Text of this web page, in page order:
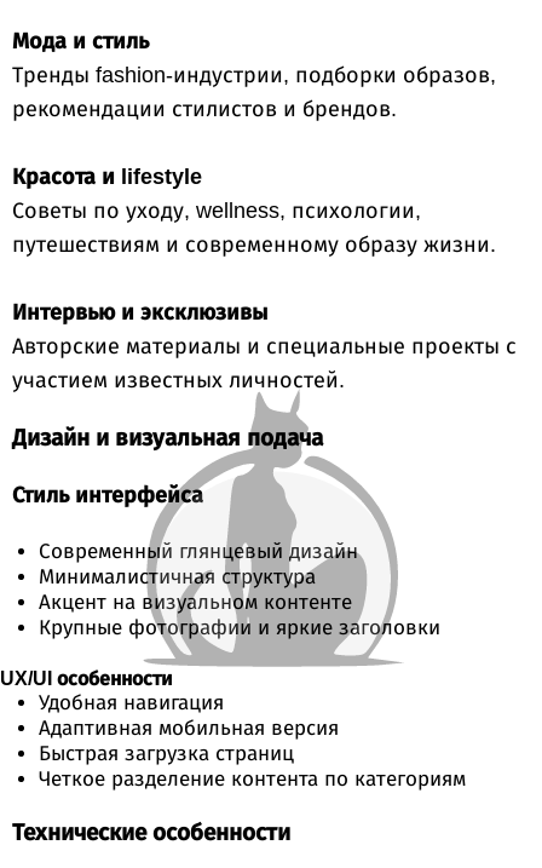
Мода и стиль
Тренды fashion-индустрии, подборки образов,
рекомендации стилистов и брендов.
Красота и lifestyle
Советы по уходу, wellness, психологии,
путешествиям и современному образу жизни.
Интервью и эксклюзивы
Авторские материалы и специальные проекты с
участием известных личностей.
Дизайн и визуальная подача
Стиль интерфейса
Современный глянцевый дизайн
Минималистичная структура
Акцент на визуальном контенте
Крупные фотографии и яркие заголовки
UX/UI особенности
Удобная навигация
Адаптивная мобильная версия
Быстрая загрузка страниц
Четкое разделение контента по категориям
Технические особенности